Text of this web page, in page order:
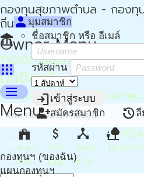
กองทุนสุขภาพตำบล - กองทุ
ถิ่น - กปท
Owner Menu
apps
person มุมสมาชิก
ชื่อสมาชิก หรือ อีเมล์
รหัสผ่าน
loginเข้าสู่ระบบ
person_addสมัครสมาชิก restore
menu
Menu
หน้าแรก
กองทุนฯ
กองทุนฯ (ของฉัน)
แผนกองทุนฯ
account_balance
กองทุนสุขภาพตำบล
มะเขือแจ้
ตำบลมะเขือแจ้ อำเภอเมืองลำพู
home
หน้า
หลัก
attach_money
การ
เงิน
device_hub
แผน
งาน
nature_peopleเขียน
โครงการ